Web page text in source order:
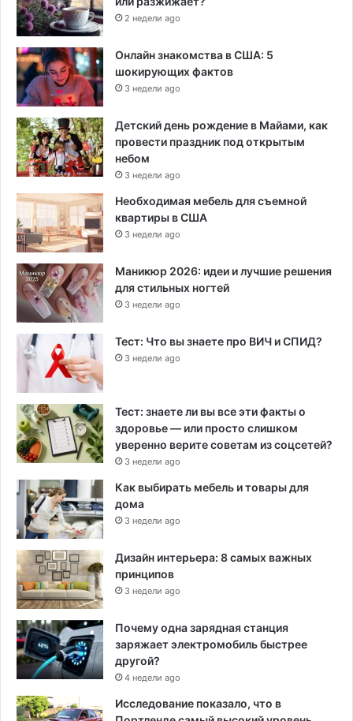
2 недели ago
Онлайн знакомства в США: 5
шокирующих фактов
3 недели ago
Детский день рождение в Майами, как
провести праздник под открытым
небом
3 недели ago
Необходимая мебель для съемной
квартиры в США
3 недели ago
Маникюр 2026: идеи и лучшие решения
для стильных ногтей
3 недели ago
Тест: Что вы знаете про ВИЧ и СПИД?
3 недели ago
Тест: знаете ли вы все эти факты о
здоровье — или просто слишком
уверенно верите советам из соцсетей?
3 недели ago
Как выбирать мебель и товары для
дома
3 недели ago
Дизайн интерьера: 8 самых важных
принципов
3 недели ago
Почему одна зарядная станция
заряжает электромобиль быстрее
другой?
4 недели ago
Исследование показало, что в